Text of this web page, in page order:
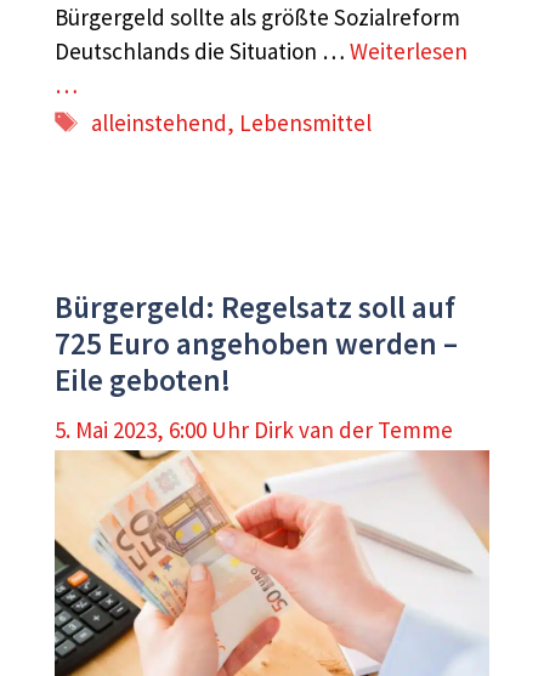
Bürgergeld sollte als größte Sozialreform
Deutschlands die Situation … Weiterlesen
…
Schlagwörter
alleinstehend, Lebensmittel
Bürgergeld: Regelsatz soll auf
725 Euro angehoben werden –
Eile geboten!
5. Mai 2023, 6:00 Uhr Dirk van der Temme